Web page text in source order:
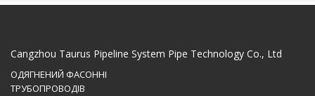
Cangzhou Taurus Pipeline System Pipe Technology Co., Ltd
ОДЯГНЕНИЙ ФАСОННІ
ТРУБОПРОВОДІВ